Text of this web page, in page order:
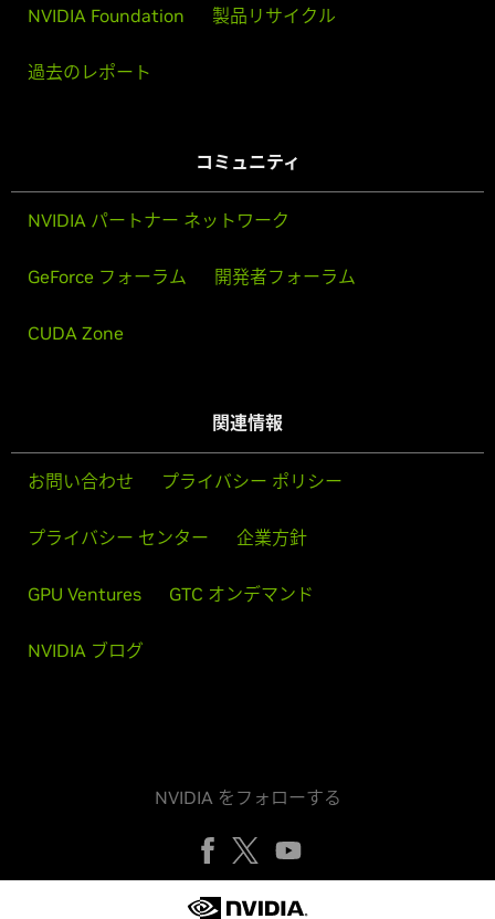
NVIDIA Foundation 製品リサイクル
過去のレポート
コミュニティ
NVIDIA パートナー ネットワーク
GeForce フォーラム 開発者フォーラム
CUDA Zone
関連情報
お問い合わせ プライバシー ポリシー
プライバシー センター 企業方針
GPU Ventures GTC オンデマンド
NVIDIA ブログ
NVIDIA をフォローする